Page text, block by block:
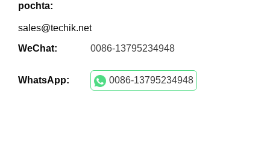
pochta:
sales@techik.net
WeChat:
0086-13795234948
WhatsApp: 0086-13795234948